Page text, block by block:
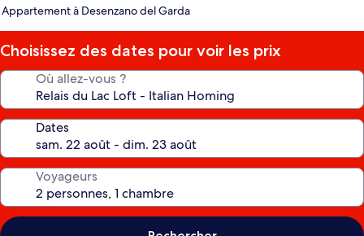
Appartement à Desenzano del Garda
Choisissez des dates pour voir les prix
Où allez-vous ?
Dates
Voyageurs